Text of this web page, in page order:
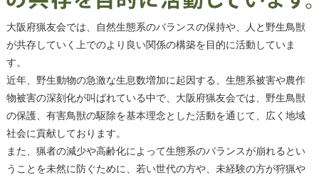
大阪府猟友会では、自然生態系のバランスの保持や、人と野生鳥獣
が共存していく上でのより良い関係の構築を目的に活動していま
す。
近年、野生動物の急激な生息数増加に起因する、生態系被害や農作
物被害の深刻化が叫ばれている中で、大阪府猟友会では、野生鳥獣
の保護、有害鳥獣の駆除を基本理念とした活動を通じて、広く地域
社会に貢献しております。
また、猟者の減少や高齢化によって生態系のバランスが崩れるとい
うことを未然に防ぐために、若い世代の方や、未経験の方が狩猟や